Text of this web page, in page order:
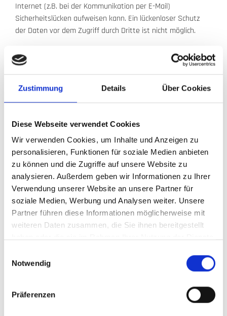
Zustimmung Details Über Cookies
Diese Webseite verwendet Cookies
Wir verwenden Cookies, um Inhalte und Anzeigen zu
personalisieren, Funktionen für soziale Medien anbieten
zu können und die Zugriffe auf unsere Website zu
analysieren. Außerdem geben wir Informationen zu Ihrer
Verwendung unserer Website an unsere Partner für
soziale Medien, Werbung und Analysen weiter. Unsere
Partner führen diese Informationen möglicherweise mit
weiteren Daten zusammen, die Sie ihnen bereitgestellt
Notwendig
Präferenzen
Internet (z.B. bei der Kommunikation per E-Mail)
Sicherheitslücken aufweisen kann. Ein lückenloser Schutz
der Daten vor dem Zugriff durch Dritte ist nicht möglich.
Hinweis zur verantwortlichen Stelle
dieser Website ist:
Benjamin Steidle
72461 Albstadt
info@erste-hilfe-zollernalb.de
WEB:
www.erste-hilfe-zollernalb.de
Verantwortliche Stelle ist die natürliche oder juristische
Person, die allein oder gemeinsam mit anderen über die
Zwecke und Mittel der Verarbeitung von
personenbezogenen Daten (z.B. Namen, E-Mail-Adressen o.
Ä.) entscheidet.
Datenverarbeitung
ausdrücklichen Einwilligung möglich. Sie können eine bereits